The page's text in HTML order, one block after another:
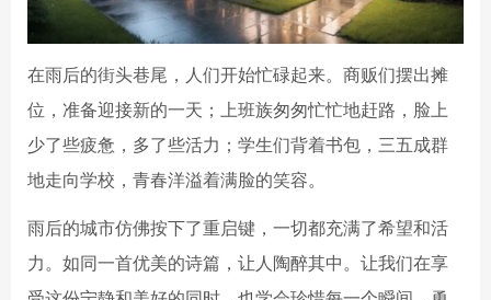
在雨后的街头巷尾，人们开始忙碌起来。商贩们摆出摊
位，准备迎接新的一天；上班族匆匆忙忙地赶路，脸上
少了些疲惫，多了些活力；学生们背着书包，三五成群
地走向学校，青春洋溢着满脸的笑容。
雨后的城市仿佛按下了重启键，一切都充满了希望和活
力。如同一首优美的诗篇，让人陶醉其中。让我们在享